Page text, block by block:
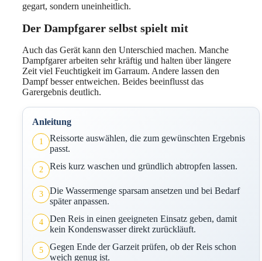
gegart, sondern uneinheitlich.
Der Dampfgarer selbst spielt mit
Auch das Gerät kann den Unterschied machen. Manche
Dampfgarer arbeiten sehr kräftig und halten über längere
Zeit viel Feuchtigkeit im Garraum. Andere lassen den
Dampf besser entweichen. Beides beeinflusst das
Garergebnis deutlich.
Anleitung
1
Reissorte auswählen, die zum gewünschten Ergebnis
passt.
2 Reis kurz waschen und gründlich abtropfen lassen.
3
Die Wassermenge sparsam ansetzen und bei Bedarf
später anpassen.
4
Den Reis in einen geeigneten Einsatz geben, damit
kein Kondenswasser direkt zurückläuft.
5
Gegen Ende der Garzeit prüfen, ob der Reis schon
weich genug ist.